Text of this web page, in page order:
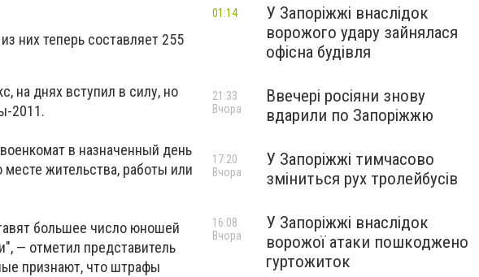
них теперь составляет 255
на днях вступил в силу, но
2011.
в назначенный день
жительства, работы или
большее число юношей
— отметил представитель
признают, что штрафы
У Запоріжжі внаслідок
ворожого удару зайнялася
офісна будівля
01:14
Ввечері росіяни знову
вдарили по Запоріжжю
21:33
Вчора
У Запоріжжі тимчасово
зміниться рух тролейбусів
17:20
Вчора
У Запоріжжі внаслідок
ворожої атаки пошкоджено
гуртожиток
16:08
Вчора